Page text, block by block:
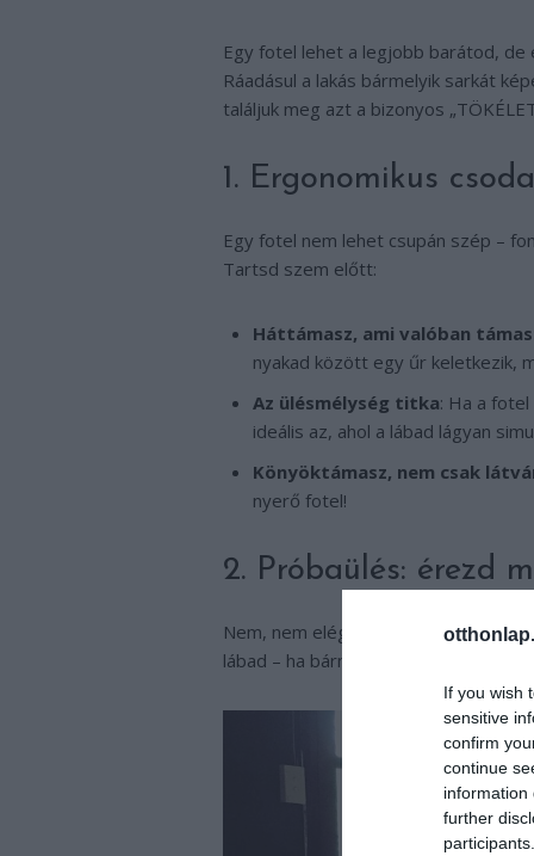
If you wish
sensitive
confirm
continue
information
further
Egy fotel lehet a legjobb barátod,
Ráadásul a lakás bármelyik sarkát
találjuk meg azt a bizonyos
1. Ergonomikus
Egy fotel nem lehet csupán szép –
Tartsd szem előtt:
Háttámasz, ami valóban
nyakad között egy űr keletkezik,
Az ülésmélység titka: Ha a
ideális az, ahol a lábad lágyan
Könyöktámasz, nem csak
nyerő fotel!
2. Próbaülés: érezd
Nem, nem elég csak ránézni egy
lábad – ha bármi fura, akkor az nem a